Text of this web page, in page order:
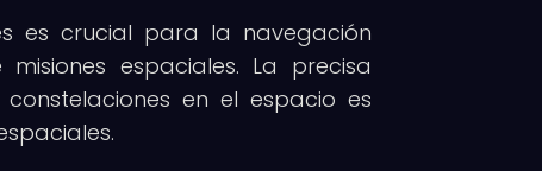
es crucial para la navegación
espaciales. La precisa
en el espacio es